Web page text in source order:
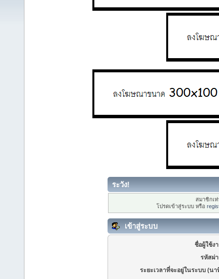
ระวัง!
สมาชิกเ
โปรดเข้าสู่ระบบ หรือ
เข้าสู่ระบบ
ชื่อผู้ใช้ง
รหัสผ่
ระยะเวลาที่จะอยู่ในระบบ (นา